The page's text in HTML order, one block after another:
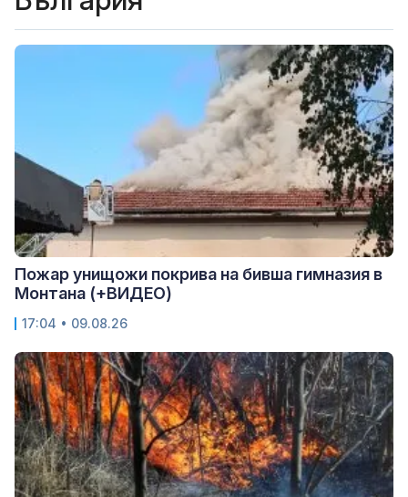
Пожар унищожи покрива на бивша гимназия в
Монтана (+ВИДЕО)
17:04 • 09.08.26